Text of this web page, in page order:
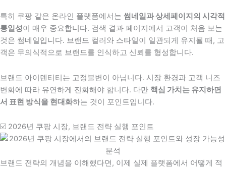
특히 쿠팡 같은 온라인 플랫폼에서는 썸네일과 상세페이지의 시각적
통일성이 매우 중요합니다. 검색 결과 페이지에서 고객이 처음 보는
것은 썸네일입니다. 브랜드 컬러와 스타일이 일관되게 유지될 때, 고
객은 무의식적으로 브랜드를 인식하고 신뢰를 형성합니다.
브랜드 아이덴티티는 고정불변이 아닙니다. 시장 환경과 고객 니즈
변화에 따라 유연하게 진화해야 합니다. 다만 핵심 가치는 유지하면
서 표현 방식을 현대화하는 것이 포인트입니다.
☑️ 2026년 쿠팡 시장, 브랜드 전략 실행 포인트
브랜드 전략의 개념을 이해했다면, 이제 실제 플랫폼에서 어떻게 적